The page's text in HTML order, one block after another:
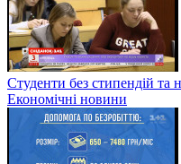
Студенти без стипендій та
Економічні новини